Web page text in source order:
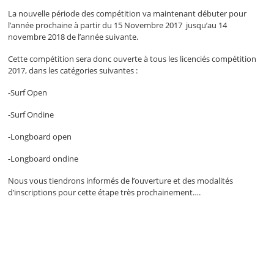
La nouvelle période des compétition va maintenant débuter pour
l’année prochaine à partir du 15 Novembre 2017 jusqu’au 14
novembre 2018 de l’année suivante.
Cette compétition sera donc ouverte à tous les licenciés compétition
2017, dans les catégories suivantes :
-Surf Open
-Surf Ondine
-Longboard open
-Longboard ondine
Nous vous tiendrons informés de l’ouverture et des modalités
d’inscriptions pour cette étape très prochainement….